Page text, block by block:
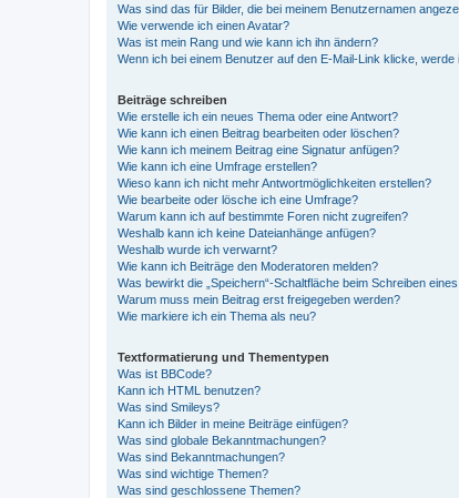
Was sind das für Bilder, die bei meinem Benutzernamen
Wie verwende ich einen Avatar?
Was ist mein Rang und wie kann ich ihn ändern?
Wenn ich bei einem Benutzer auf den E-Mail-Link klicke,
Beiträge schreiben
Wie erstelle ich ein neues Thema oder eine Antwort?
Wie kann ich einen Beitrag bearbeiten oder löschen?
Wie kann ich meinem Beitrag eine Signatur anfügen?
Wie kann ich eine Umfrage erstellen?
Wieso kann ich nicht mehr Antwortmöglichkeiten erstellen?
Wie bearbeite oder lösche ich eine Umfrage?
Warum kann ich auf bestimmte Foren nicht zugreifen?
Weshalb kann ich keine Dateianhänge anfügen?
Weshalb wurde ich verwarnt?
Wie kann ich Beiträge den Moderatoren melden?
Was bewirkt die „Speichern“-Schaltfläche beim Schreiben
Warum muss mein Beitrag erst freigegeben werden?
Wie markiere ich ein Thema als neu?
Textformatierung und Thementypen
Was ist BBCode?
Kann ich HTML benutzen?
Was sind Smileys?
Kann ich Bilder in meine Beiträge einfügen?
Was sind globale Bekanntmachungen?
Was sind Bekanntmachungen?
Was sind wichtige Themen?
Was sind geschlossene Themen?